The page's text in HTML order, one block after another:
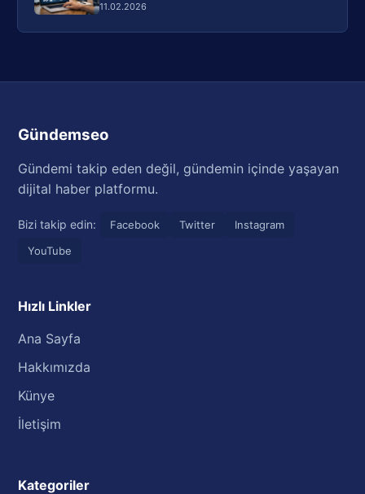
11.02.2026
Gündemseo
Gündemi takip eden değil, gündemin içinde yaşayan
dijital haber platformu.
Bizi takip edin: Facebook Twitter
Instagram
YouTube
Hızlı Linkler
Ana Sayfa
Hakkımızda
Künye
İletişim
Kategoriler